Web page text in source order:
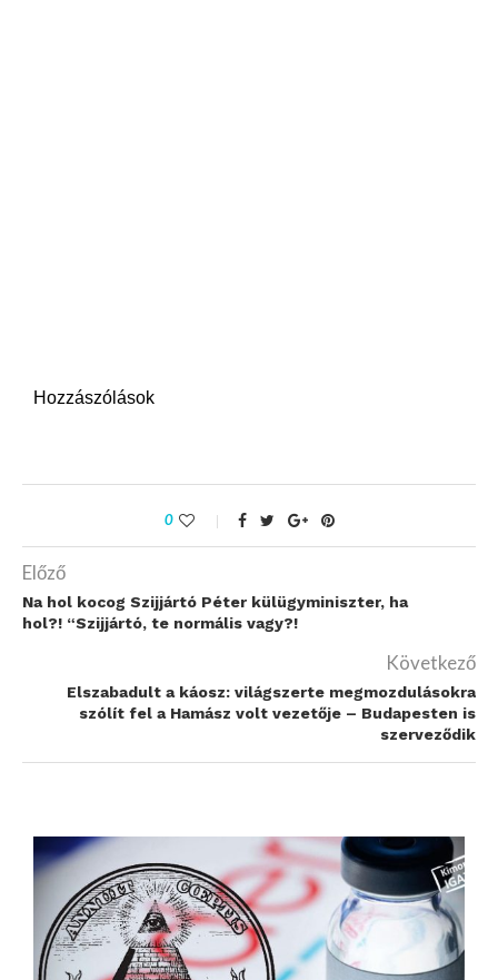
Hozzászólások
0
Előző
Na hol kocog Szijjártó Péter külügyminiszter, ha
hol?! “Szijjártó, te normális vagy?!
Következő
Elszabadult a káosz: világszerte megmozdulásokra
szólít fel a Hamász volt vezetője – Budapesten is
szerveződik